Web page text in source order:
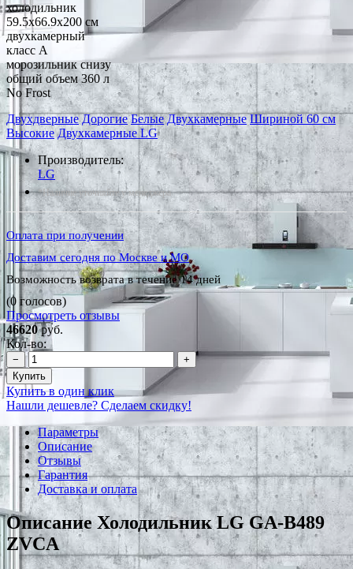
холодильник
59.5x66.9x200 см
двухкамерный
класс A
морозильник снизу
общий объем 360 л
No Frost
Двухдверные Дорогие Белые Двухкамерные Шириной 60 см
Высокие Двухкамерные LG
Производитель:
LG
*Наличие уточняйте у менеджера
Оплата при получении
Доставим сегодня по Москве и МО
Возможность возврата в течение 14 дней
(0 голосов)
Просмотреть отзывы
46620руб.
Кол-во:
−
+
Купить
Купить в один клик
Нашли дешевле? Сделаем скидку!
Параметры
Описание
Отзывы
Гарантия
Доставка и оплата
Описание Холодильник LG GA-B489
ZVCA